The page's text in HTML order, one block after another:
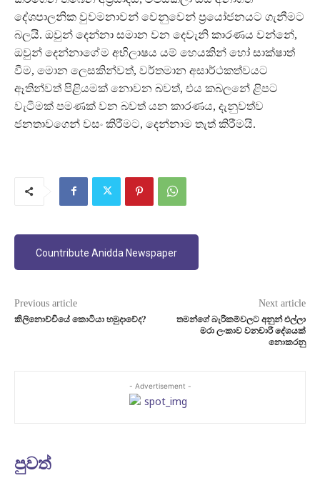
දේශපාලනික වුවමනාවන් වෙනුවෙන් ප‍්‍රයෝජනයට ගැනීමට
බලයි. ඔවුන් දෙන්නා සමාන වන දෙවැනි කාරණය වන්නේ,
ඔවුන් දෙන්නාගේ ම අභිලාෂය යම් හෙයකින් හෝ සාක්ෂාත්
වීම, මොන ලෙසකින්වත්, වර්තමාන අසාර්ථකත්වයට
ඈතින්වත් පිළියමක් නොවන බවත්, එය කබලනේ ළිපට
වැටීමක් පමණක් වන බවත් යන කාරණය, දැනුවත්ව
ජනතාවගෙන් වසං කිරීමට, දෙන්නාම තැත් කිරීමයි.
Countribute Anidda Newspaper
Previous article
කිලිනොච්චියේ කොටියා හමුදාවේද?
Next article
තමන්ගේ බැරිකම්වලට අනුන් එල්ලා
මරා ලංකාව වනචාරී දේශයක්
නොකරනු
- Advertisement -
පුවත්